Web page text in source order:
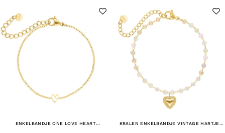
ENKELBANDJE ONE LOVE HEART
KRALEN ENKELBANDJE VINTAGE HARTJE